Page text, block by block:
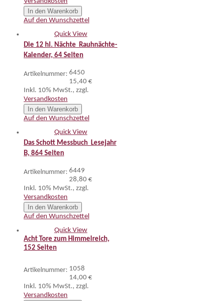
In den Warenkorb
Auf den Wunschzettel
Quick View
Die 12 hl. Nächte  Rauhnächte-
Kalender, 64 Seiten
Artikelnummer: 6450
15,40 €
Inkl. 10% MwSt., zzgl.
Versandkosten
In den Warenkorb
Auf den Wunschzettel
Quick View
Das Schott Messbuch  Lesejahr
B, 864 Seiten
Artikelnummer: 6449
28,80 €
Inkl. 10% MwSt., zzgl.
Versandkosten
In den Warenkorb
Auf den Wunschzettel
Quick View
Acht Tore zum Himmelreich,
152 Seiten
Artikelnummer: 1058
14,00 €
Inkl. 10% MwSt., zzgl.
Versandkosten